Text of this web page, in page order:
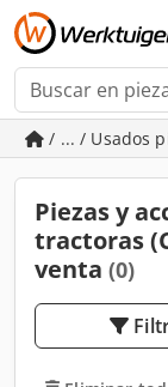
/ ... / Usados
Piezas y
tractoras
venta (0)